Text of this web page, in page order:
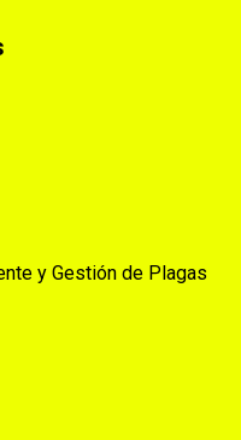
y Gestión de Plagas